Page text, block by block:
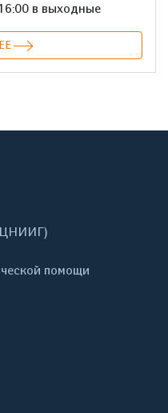
в выходные
(ЦНИИГ)
помощи